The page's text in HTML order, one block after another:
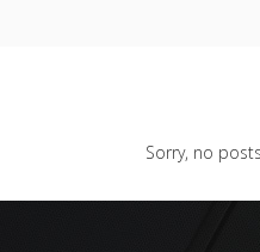
Sorry, no